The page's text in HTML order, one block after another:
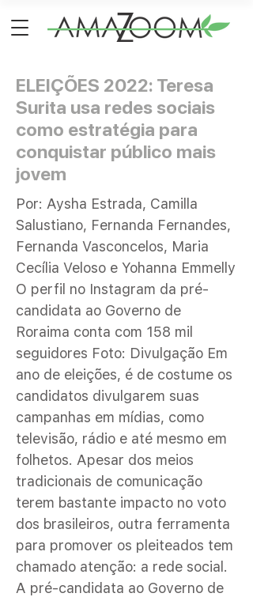
ELEIÇÕES 2022: Teresa
Surita usa redes sociais
como estratégia para
conquistar público mais
jovem
Por: Aysha Estrada, Camilla
Salustiano, Fernanda Fernandes,
Fernanda Vasconcelos, Maria
Cecília Veloso e Yohanna Emmelly
O perfil no Instagram da pré-
candidata ao Governo de
Roraima conta com 158 mil
seguidores Foto: Divulgação Em
ano de eleições, é de costume os
candidatos divulgarem suas
campanhas em mídias, como
televisão, rádio e até mesmo em
folhetos. Apesar dos meios
tradicionais de comunicação
terem bastante impacto no voto
dos brasileiros, outra ferramenta
para promover os pleiteados tem
chamado atenção: a rede social.
A pré-candidata ao Governo de